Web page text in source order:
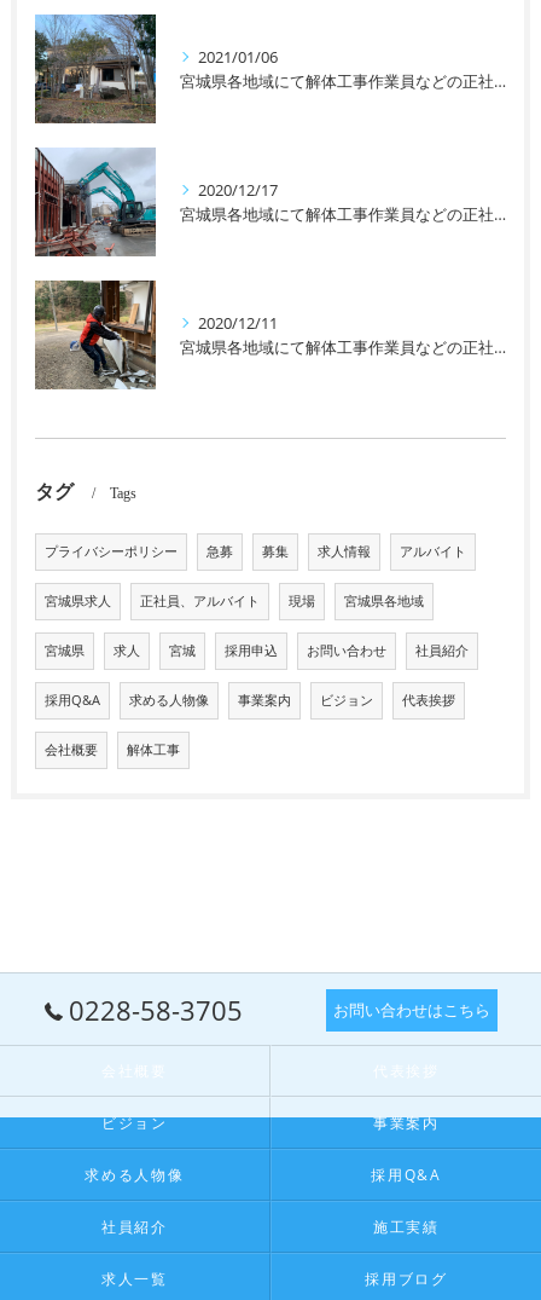
2021/01/06
宮城県各地域にて解体工事作業員などの正社員、アルバイトなどを募集しております！未経験者の方や女性の方も大歓迎です！
2020/12/17
宮城県各地域にて解体工事作業員などの正社員、アルバイトなどを募集しております！未経験者の方や女性の方も大歓迎です！
2020/12/11
宮城県各地域にて解体工事作業員などの正社員、アルバイトなどを募集しております！未経験者の方や女性の方も大歓迎です！
タグ Tags
プライバシーポリシー 急募 募集 求人情報 アルバイト
宮城県求人 正社員、アルバイト 現場 宮城県各地域
宮城県 求人 宮城 採用申込 お問い合わせ 社員紹介
採用Q&A 求める人物像 事業案内 ビジョン 代表挨拶
会社概要 解体工事
0228-58-3705 お問い合わせはこちら
会社概要 代表挨拶
ビジョン 事業案内
求める人物像 採用Q&A
社員紹介 施工実績
求人一覧 採用ブログ